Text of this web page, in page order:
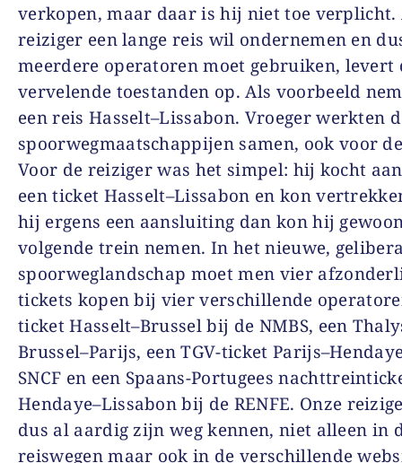
verkopen, maar daar is hij niet toe verplicht.
reiziger een lange reis wil ondernemen en
meerdere operatoren moet gebruiken, levert
vervelende toestanden op. Als voorbeeld
een reis Hasselt–Lissabon. Vroeger werkten
spoorwegmaatschappijen samen, ook voor
Voor de reiziger was het simpel: hij kocht
een ticket Hasselt–Lissabon en kon
hij ergens een aansluiting dan kon hij
volgende trein nemen. In het nieuwe,
spoorweglandschap moet men vier
tickets kopen bij vier verschillende
ticket Hasselt–Brussel bij de NMBS, een
Brussel–Parijs, een TGV-ticket
SNCF en een Spaans-Portugees
Hendaye–Lissabon bij de RENFE. Onze
dus al aardig zijn weg kennen, niet alleen in
reiswegen maar ook in de verschillende